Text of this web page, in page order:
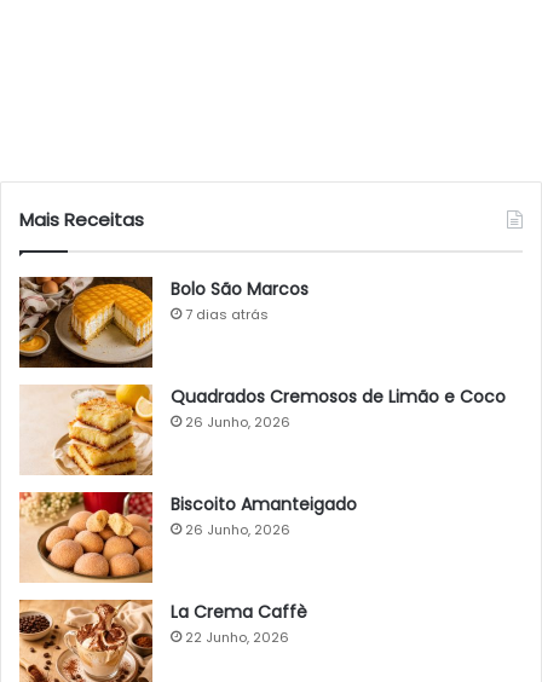
Mais Receitas
Bolo São Marcos
7 dias atrás
Quadrados Cremosos de Limão e Coco
26 Junho, 2026
Biscoito Amanteigado
26 Junho, 2026
La Crema Caffè
22 Junho, 2026